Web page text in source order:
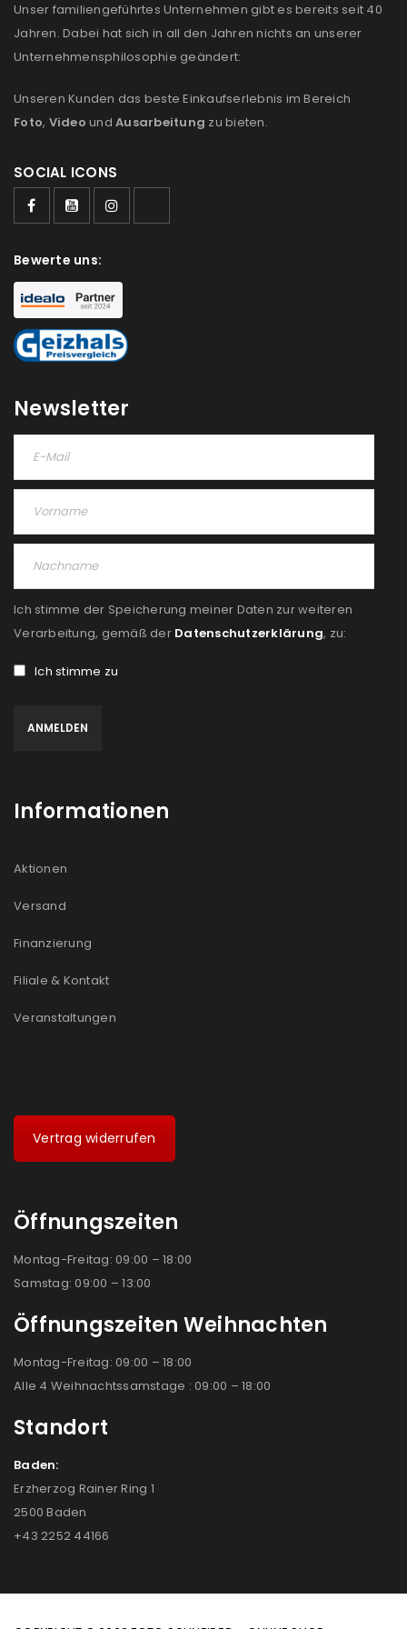
Ich stimme zu
Ja, ich möchte ein Kundenkonto eröffnen und
akzeptiere dieDatenschutzerklärung.
REGISTRIEREN
Unser familiengeführtes Unternehmen gibt es bereits seit 40
Jahren. Dabei hat sich in all den Jahren nichts an unserer
Unternehmensphilosophie geändert:
Unseren Kunden das beste Einkaufserlebnis im Bereich
Foto, Video und Ausarbeitung zu bieten.
SOCIAL ICONS
Bewerte uns:
Newsletter
Ich stimme der Speicherung meiner Daten zur weiteren
Verarbeitung, gemäß der Datenschutzerklärung, zu:
Ich stimme zu
Informationen
Aktionen
Versand
Finanzierung
Filiale & Kontakt
Veranstaltungen
Vertrag widerrufen
Öffnungszeiten
Montag-Freitag: 09:00 – 18:00
Samstag: 09:00 – 13:00
Öffnungszeiten Weihnachten
Montag-Freitag: 09:00 – 18:00
Alle 4 Weihnachtssamstage : 09:00 – 18:00
Standort
Baden:
Erzherzog Rainer Ring 1
2500 Baden
+43 2252 44166